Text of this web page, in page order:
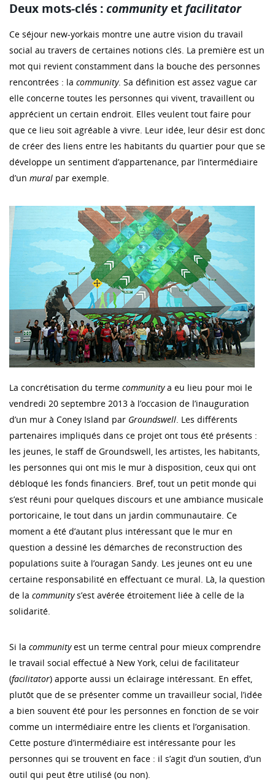
Deux mots-clés :communityetfacilitator
Ce séjour new-yorkais montre une autre vision du travail
social au travers de certaines notions clés. La première est un
mot qui revient constamment dans la bouche des personnes
rencontrées : la community. Sa définition est assez vague car
elle concerne toutes les personnes qui vivent, travaillent ou
apprécient un certain endroit. Elles veulent tout faire pour
que ce lieu soit agréable à vivre. Leur idée, leur désir est donc
de créer des liens entre les habitants du quartier pour que se
développe un sentiment d’appartenance, par l’intermédiaire
d’un mural par exemple.
La concrétisation du terme communitya eu lieu pour moi le
vendredi 20 septembre 2013 à l’occasion de l’inauguration
d’un mur à Coney Island par Groundswell. Les différents
partenaires impliqués dans ce projet ont tous été présents :
les jeunes, le staff de Groundswell, les artistes, les habitants,
les personnes qui ont mis le mur à disposition, ceux qui ont
débloqué les fonds financiers. Bref, tout un petit monde qui
s’est réuni pour quelques discours et une ambiance musicale
portoricaine, le tout dans un jardin communautaire. Ce
moment a été d’autant plus intéressant que le mur en
question a dessiné les démarches de reconstruction des
populations suite à l’ouragan Sandy. Les jeunes ont eu une
certaine responsabilité en effectuant ce mural. Là, la question
de la communitys’est avérée étroitement liée à celle de la
solidarité.
Si la communityest un terme central pour mieux comprendre
le travail social effectué à New York, celui de facilitateur
(facilitator) apporte aussi un éclairage intéressant. En effet,
plutôt que de se présenter comme un travailleur social, l’idée
a bien souvent été pour les personnes en fonction de se voir
comme un intermédiaire entre les clients et l’organisation.
Cette posture d’intermédiaire est intéressante pour les
personnes qui se trouvent en face : il s’agit d’un soutien, d’un
outil qui peut être utilisé (ou non).